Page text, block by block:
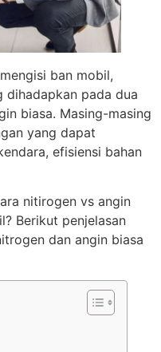
ban mobil,
dihadapkan pada dua
biasa. Masing-masing
yang dapat
efisiensi bahan
nitirogen vs angin
Berikut penjelasan
dan angin biasa